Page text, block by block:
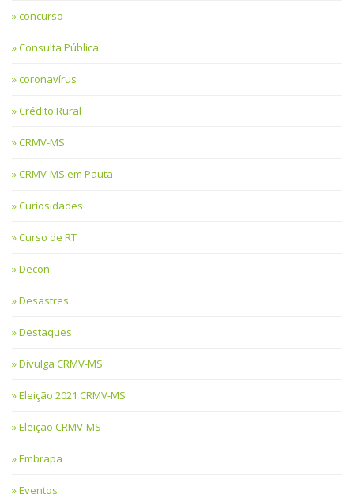
concurso
Consulta Pública
coronavírus
Crédito Rural
CRMV-MS
CRMV-MS em Pauta
Curiosidades
Curso de RT
Decon
Desastres
Destaques
Divulga CRMV-MS
Eleição 2021 CRMV-MS
Eleição CRMV-MS
Embrapa
Eventos